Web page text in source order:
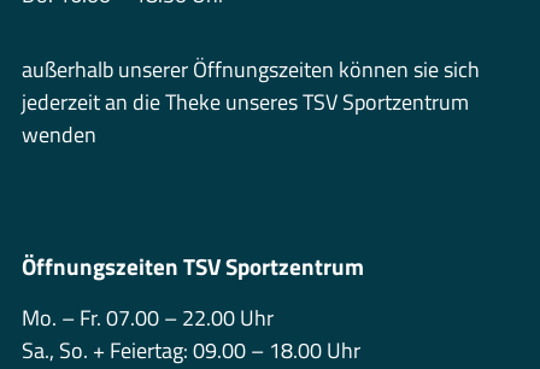
außerhalb unserer Öffnungszeiten können sie sich
jederzeit an die Theke unseres TSV Sportzentrum
wenden
Öffnungszeiten TSV Sportzentrum
Mo. – Fr. 07.00 – 22.00 Uhr
Sa., So. + Feiertag: 09.00 – 18.00 Uhr